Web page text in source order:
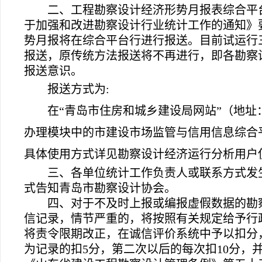
二、工程勘察设计经济形势月报表综合
于加强和改进勘察设计行业统计工作的通知
势月报将在综合平台行进行报送。目前试运
报送，原传统方法报送将不再进行，即各勘
报送意识。
报送方式为:
在“青岛市住房和城乡建设局网站” （地
办理模块中的市建设市场监管与信用信息综合
具体使用方式详见勘察设计经济运行分析用
三、各单位统计工作负责人或联系方式
式告知青岛市勘察设计协会。
四、对于不及时上报或编报虚假数据的
信记录，情节严重的，将按照有关规定给予
将责令限期改正，在诚信评价系统中予以扣
为记录的扣5分，第二次以后的每次扣10分，